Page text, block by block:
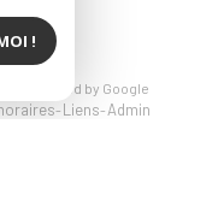
powered by Google
Liens Admin
!